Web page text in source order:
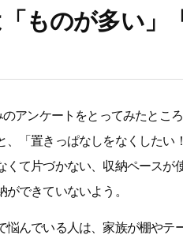
ものが多い」
アンケートをとってみたとこ
、「置きっぱなしをなくした
くて片づかない、収納ペース
できていないよう。
悩んでいる人は、家族が棚や